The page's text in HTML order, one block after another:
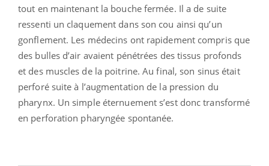
tout en maintenant la bouche fermée. Il a de suite
ressenti un claquement dans son cou ainsi qu’un
gonflement. Les médecins ont rapidement compris que
des bulles d’air avaient pénétrées des tissus profonds
et des muscles de la poitrine. Au final, son sinus était
perforé suite à l’augmentation de la pression du
pharynx. Un simple éternuement s’est donc transformé
en perforation pharyngée spontanée.